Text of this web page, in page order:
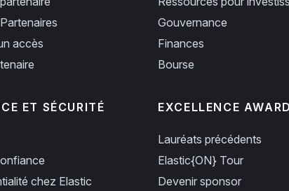
accès
ET SÉCURITÉ
chez Elastic
Gouvernance
Finances
Bourse
EXCELLENCE
Lauréats précédents
Elastic{ON} Tour
Devenir sponsor